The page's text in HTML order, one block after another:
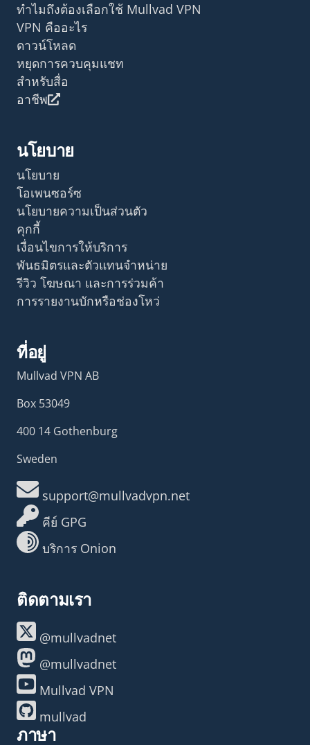
ทำไมถึงต้องเลือกใช้ Mullvad VPN
VPN คืออะไร
ดาวน์โหลด
หยุดการควบคุมแชท
สำหรับสื่อ
อาชีพ
นโยบาย
นโยบาย
โอเพนซอร์ซ
นโยบายความเป็นส่วนตัว
คุกกี้
เงื่อนไขการให้บริการ
พันธมิตรและตัวแทนจำหน่าย
รีวิว โฆษณา และการร่วมค้า
การรายงานบักหรือช่องโหว่
ที่อยู่
Mullvad VPN AB
Box 53049
400 14 Gothenburg
Sweden
support@mullvadvpn.net
คีย์ GPG
บริการ Onion
ติดตามเรา
@mullvadnet
@mullvadnet
Mullvad VPN
mullvad
ภาษา